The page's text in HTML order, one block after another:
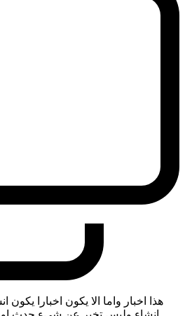
هذا اخبار واما الا يكون اخبارا